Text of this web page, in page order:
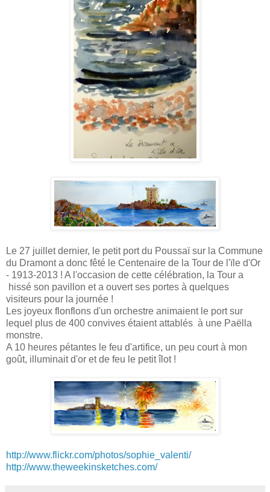
Le 27 juillet dernier, le petit port du Poussaï sur la Commune
du Dramont a donc fêté le Centenaire de la Tour de l'ïle d'Or
- 1913-2013 ! A l'occasion de cette célébration, la Tour a
hissé son pavillon et a ouvert ses portes à quelques
visiteurs pour la journée !
Les joyeux flonflons d'un orchestre animaient le port sur
lequel plus de 400 convives étaient attablés à une Paëlla
monstre.
A 10 heures pétantes le feu d'artifice, un peu court à mon
goût, illuminait d'or et de feu le petit îlot !
http://www.flickr.com/photos/sophie_valenti/
http://www.theweekinsketches.com/